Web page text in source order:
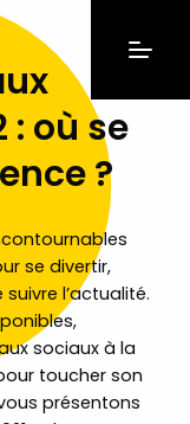
: où se
?
se divertir,
l’actualité.
sociaux à la
toucher son
présentons